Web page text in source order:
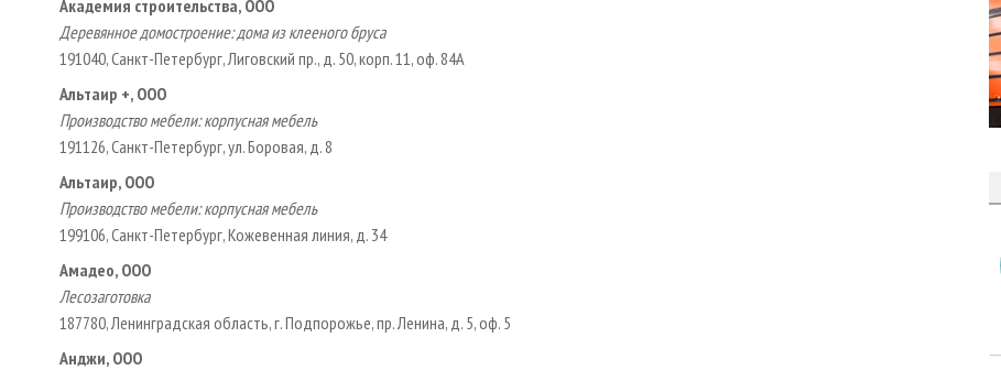
Академия строительства, ООО
Деревянное домостроение: дома из клееного бруса
191040, Санкт-Петербург, Лиговский пр., д. 50, корп. 11, оф. 84А
Альтаир +, ООО
Производство мебели: корпусная мебель
191126, Санкт-Петербург, ул. Боровая, д. 8
Альтаир, ООО
Производство мебели: корпусная мебель
199106, Санкт-Петербург, Кожевенная линия, д. 34
Амадео, ООО
Лесозаготовка
187780, Ленинградская область, г. Подпорожье, пр. Ленина, д. 5, оф. 5
Анджи, ООО